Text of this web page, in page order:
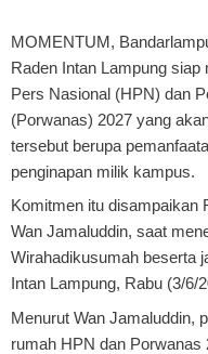
MOMENTUM,
Raden Intan Lampung
Pers Nasional (HPN) dan
(Porwanas) 2027 yang
tersebut berupa
penginapan milik kampus.
Komitmen itu disampaikan
Wan Jamaluddin, saat
Wirahadikusumah beserta
Intan Lampung, Rabu (3/6/
Menurut Wan Jamaluddin,
rumah HPN dan